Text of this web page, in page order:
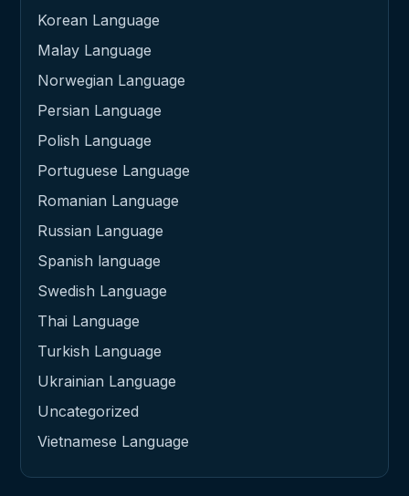
Korean Language
Malay Language
Norwegian Language
Persian Language
Polish Language
Portuguese Language
Romanian Language
Russian Language
Spanish language
Swedish Language
Thai Language
Turkish Language
Ukrainian Language
Uncategorized
Vietnamese Language